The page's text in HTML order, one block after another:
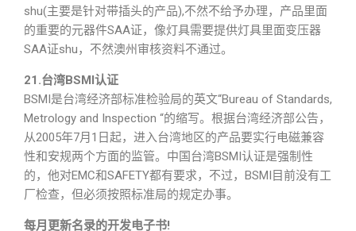
shu(主要是针对带插头的产品),不然不给予办理，产品里面
的重要的元器件SAA证，像灯具需要提供灯具里面变压器
SAA证shu，不然澳州审核资料不通过。
21.台湾BSMI认证
BSMI是台湾经济部标准检验局的英文“Bureau of Standards,
Metrology and Inspection “的缩写。根据台湾经济部公告，
从2005年7月1日起，进入台湾地区的产品要实行电磁兼容
性和安规两个方面的监管。中国台湾BSMI认证是强制性
的，他对EMC和SAFETY都有要求，不过，BSMI目前没有工
厂检查，但必须按照标准局的规定办事。
每月更新名录的开发电子书!